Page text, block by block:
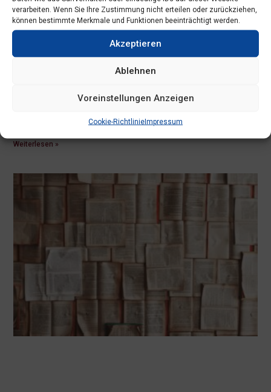
verarbeiten. Wenn Sie Ihre Zustimmung nicht erteilen oder zurückziehen,
können bestimmte Merkmale und Funktionen beeinträchtigt werden.
Akzeptieren
Ablehnen
Voreinstellungen Anzeigen
Cookie-RichtlinieImpressum
Kindermedika.at stellt unabhängige, evidenzbasierte
Verfügung. https://kindermedika.at/
Weiterlesen »